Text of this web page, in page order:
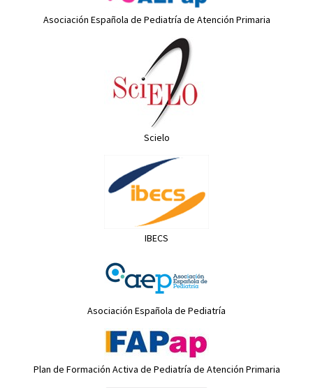
Asociación Española de Pediatría de Atención Primaria
Scielo
IBECS
Asociación Española de Pediatría
Plan de Formación Activa de Pediatría de Atención Primaria